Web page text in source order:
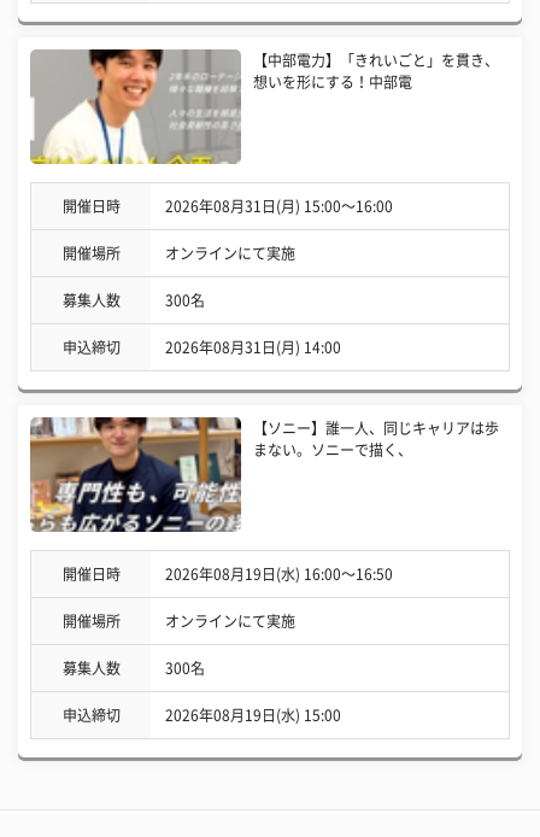
【中部電力】「きれいごと」を貫き、
想いを形にする！中部電
開催日時 2026年08月31日(月) 15:00〜16:00
開催場所 オンラインにて実施
募集人数 300名
申込締切 2026年08月31日(月) 14:00
【ソニー】誰一人、同じキャリアは歩
まない。ソニーで描く、
開催日時 2026年08月19日(水) 16:00〜16:50
開催場所 オンラインにて実施
募集人数 300名
申込締切 2026年08月19日(水) 15:00